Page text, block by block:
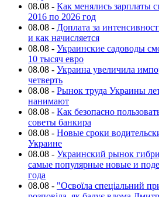
08.08 - Как менялись зарплаты
2016 по 2026 год
08.08 - Доплата за
и как начисляется
08.08 - Украинские садоводы
10 тысяч евро
08.08 - Украина увеличила
четверть
08.08 - Рынок труда Украины
нанимают
08.08 - Как безопасно
советы банкира
08.08 - Новые сроки
Украине
08.08 - Украинский рынок
самые популярные новые и
года
08.08 - "Освоїла спеціальний